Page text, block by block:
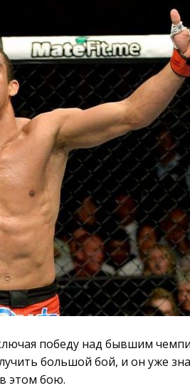
победу над бывшим
большой бой, и он уже
этом бою.